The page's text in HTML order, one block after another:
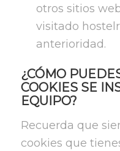
otros sitios
visitado
anterioridad.
¿CÓMO
COOKIES SE
EQUIPO?
Recuerda que
cookies que